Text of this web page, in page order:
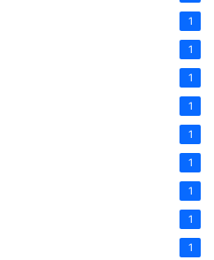
1
1
1
1
1
1
1
1
1